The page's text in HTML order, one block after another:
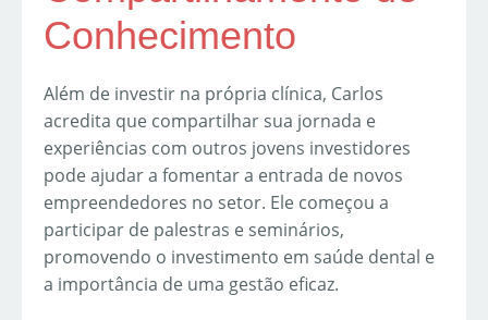
Conhecimento
Além de investir na própria clínica, Carlos
acredita que compartilhar sua jornada e
experiências com outros jovens investidores
pode ajudar a fomentar a entrada de novos
empreendedores no setor. Ele começou a
participar de palestras e seminários,
promovendo o investimento em saúde dental e
a importância de uma gestão eficaz.